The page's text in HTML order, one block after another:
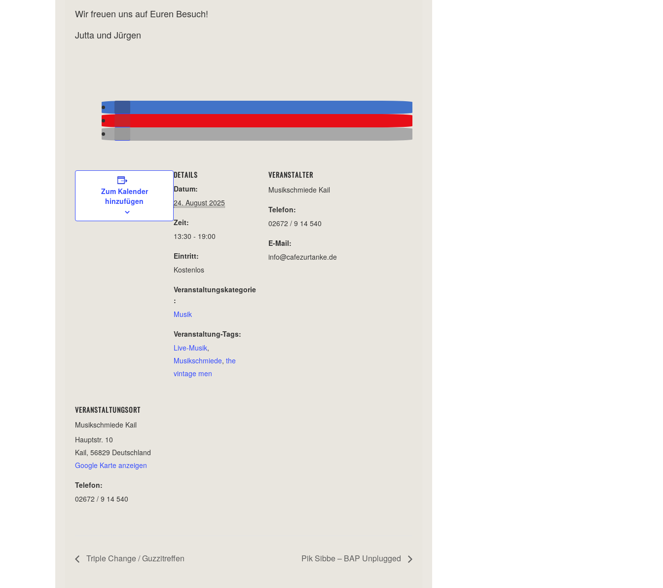
Wir freuen uns auf Euren Besuch!
Jutta und Jürgen
Zum Kalender
hinzufügen
DETAILS
Datum:
24. August 2025
Zeit:
13:30 - 19:00
Eintritt:
Kostenlos
Veranstaltungskategorie
:
Musik
Veranstaltung-Tags:
Live-Musik,
Musikschmiede, the
vintage men
VERANSTALTER
Musikschmiede Kail
Telefon:
02672 / 9 14 540
E-Mail:
info@cafezurtanke.de
VERANSTALTUNGSORT
Musikschmiede Kail
Hauptstr. 10
Kail, 56829 Deutschland
Google Karte anzeigen
Telefon:
02672 / 9 14 540
Triple Change / Guzzitreffen Pik Sibbe – BAP Unplugged